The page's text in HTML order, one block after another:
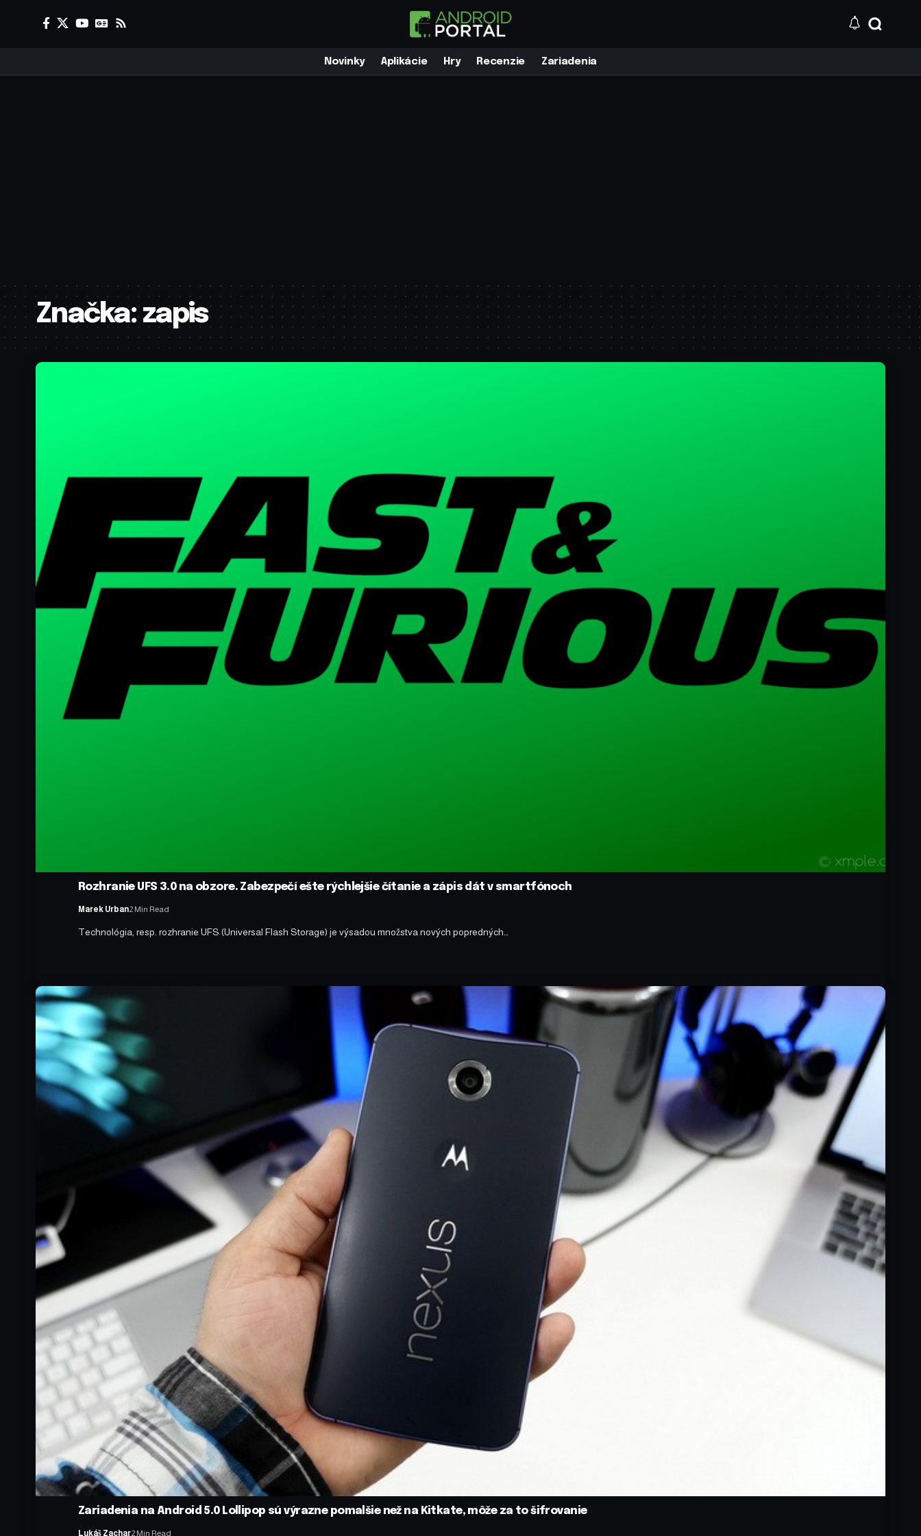
Novinky Aplikácie Hry Recenzie Zariadenia
Značka:zapis
Rozhranie UFS 3.0 na obzore. Zabezpečí ešte rýchlejšie čítanie a zápis dát v smartfónoch
Marek Urban2 Min Read
Technológia, resp. rozhranie UFS (Universal Flash Storage) je výsadou množstva nových popredných…
Zariadenia na Android 5.0 Lollipop sú výrazne pomalšie než na Kitkate, môže za to šifrovanie
Lukáš Zachar2 Min Read